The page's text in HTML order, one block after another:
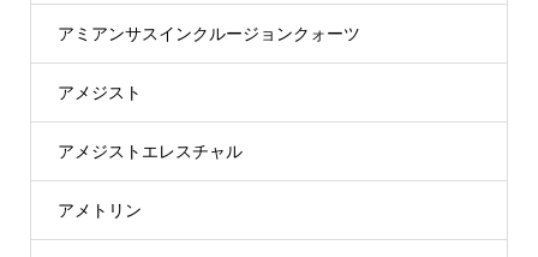
アミアンサスインクルージョンクォーツ
アメジスト
アメジストエレスチャル
アメトリン